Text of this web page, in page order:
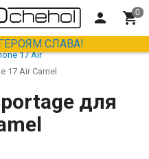
СЛАВА!
17 Air
17 Air Camel
для